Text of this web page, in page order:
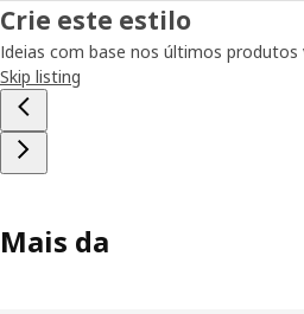
Crie este estilo
Ideias com base nos últimos produtos
Skip listing
Mais da